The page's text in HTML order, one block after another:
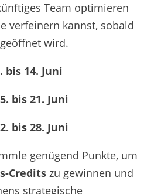
Team optimieren
verfeinern kannst, sobald
wird.
bis 14. Juni
bis 21. Juni
bis 28. Juni
genügend Punkte, um
Credits zu gewinnen und
strategische